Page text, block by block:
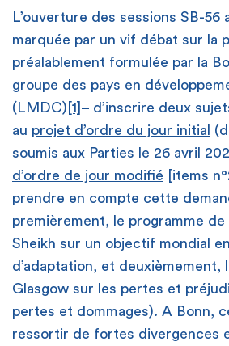
L’ouverture des sessions SB-56
marquée par un vif débat sur la
préalablement formulée par la
groupe des pays en
(LMDC) [1] – d’inscrire deux
au projet d’ordre du jour initial
soumis aux Parties le 26 avril
d’ordre de jour modifié [items
prendre en compte cette
premièrement, le programme de
Sheikh sur un objectif mondial
d’adaptation, et deuxièmement,
Glasgow sur les pertes et
pertes et dommages). A Bonn,
ressortir de fortes divergences